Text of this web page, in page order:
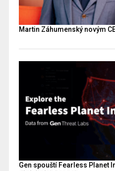
Martin Záhumenský novým
Gen spouští Fearless Planet